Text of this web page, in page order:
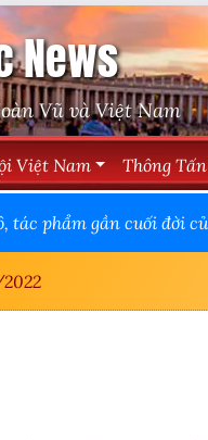
News
Vũ và Việt Nam
Việt Nam Thông
tác phẩm gần cuối đời